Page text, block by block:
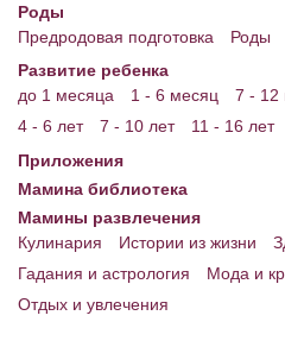
Роды
Предродовая подготовка
Роды
Развитие ребенка
до 1 месяца
1 - 6 месяц 7 - 12
4 - 6 лет
7 - 10 лет
11 - 16 лет
Приложения
Мамина библиотека
Мамины развлечения
Кулинария
Истории из жизни
Гадания и астрология
Мода и
Отдых и увлечения